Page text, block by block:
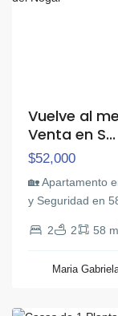
Vuelve al
Venta en S...
$52,000
🏡 Apartamento
y Seguridad en
2 2 58 m
Maria
La